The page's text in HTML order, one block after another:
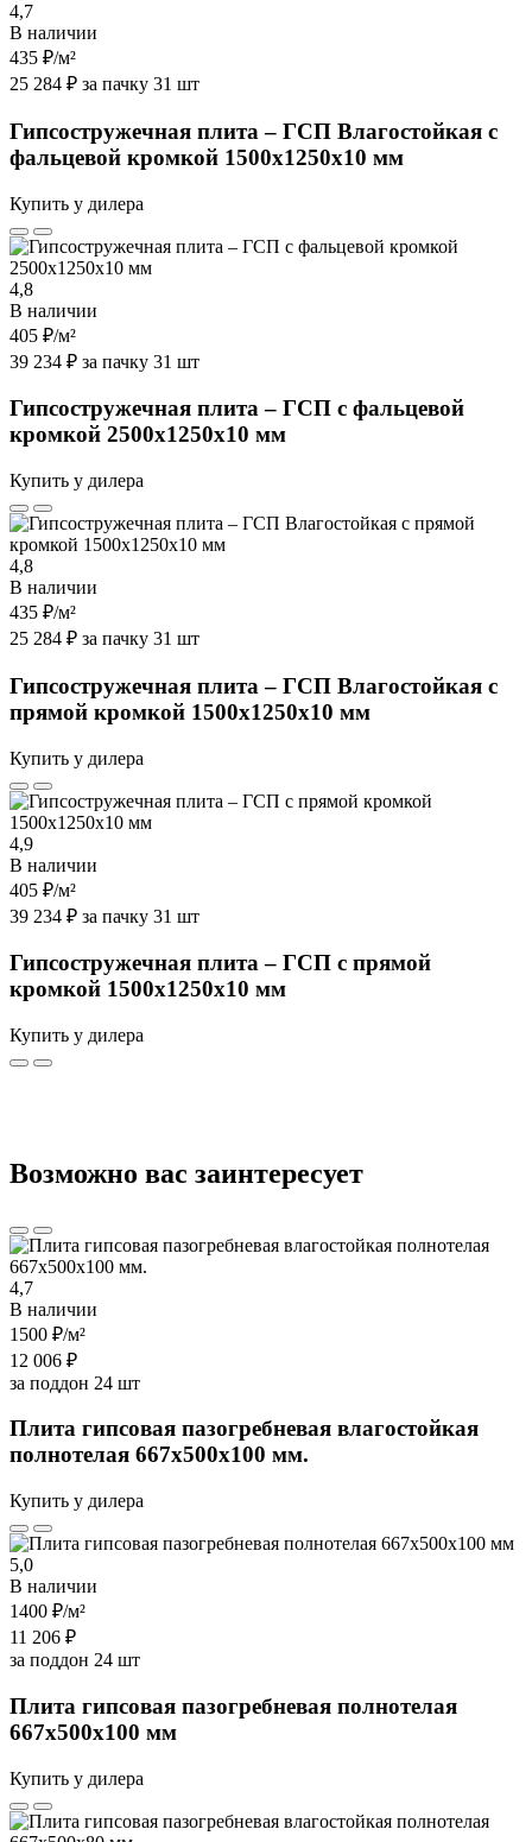
4,7
В наличии
435 ₽/м²
25 284 ₽ за пачку 31 шт
Гипсостружечная плита – ГСП Влагостойкая с
фальцевой кромкой 1500х1250х10 мм
Купить у дилера
4,8
В наличии
405 ₽/м²
39 234 ₽ за пачку 31 шт
Гипсостружечная плита – ГСП с фальцевой
кромкой 2500х1250х10 мм
Купить у дилера
4,8
В наличии
435 ₽/м²
25 284 ₽ за пачку 31 шт
Гипсостружечная плита – ГСП Влагостойкая с
прямой кромкой 1500х1250х10 мм
Купить у дилера
4,9
В наличии
405 ₽/м²
39 234 ₽ за пачку 31 шт
Гипсостружечная плита – ГСП с прямой
кромкой 1500х1250х10 мм
Купить у дилера
Возможно вас заинтересует
4,7
В наличии
1500 ₽/м²
12 006 ₽
за поддон 24 шт
Плита гипсовая пазогребневая влагостойкая
полнотелая 667х500х100 мм.
Купить у дилера
5,0
В наличии
1400 ₽/м²
11 206 ₽
за поддон 24 шт
Плита гипсовая пазогребневая полнотелая
667х500х100 мм
Купить у дилера